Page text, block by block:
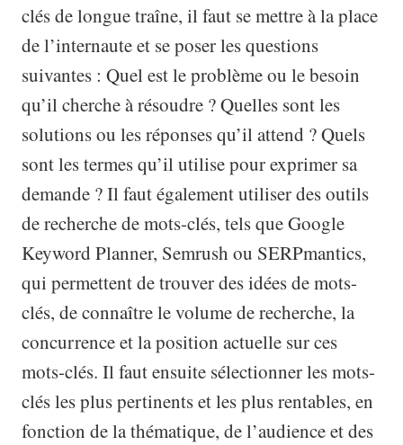
clés de longue traîne, il faut se mettre à la place
de l’internaute et se poser les questions
suivantes : Quel est le problème ou le besoin
qu’il cherche à résoudre ? Quelles sont les
solutions ou les réponses qu’il attend ? Quels
sont les termes qu’il utilise pour exprimer sa
demande ? Il faut également utiliser des outils
de recherche de mots-clés, tels que Google
Keyword Planner, Semrush ou SERPmantics,
qui permettent de trouver des idées de mots-
clés, de connaître le volume de recherche, la
concurrence et la position actuelle sur ces
mots-clés. Il faut ensuite sélectionner les mots-
clés les plus pertinents et les plus rentables, en
fonction de la thématique, de l’audience et des